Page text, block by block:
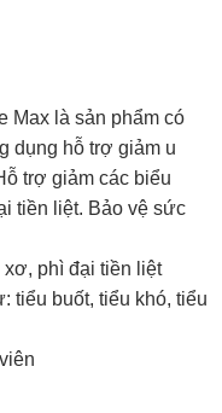
Max là sản phẩm có
dụng hỗ trợ giảm u
trợ giảm các biểu
tiền liệt. Bảo vệ sức
phì đại tiền liệt
tiểu buốt, tiểu khó, tiểu